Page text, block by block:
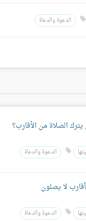
الدعوة والدعاة
الصلاة من الأقارب؟
الدعوة والدعاة
لا يصلون
الدعوة والدعاة